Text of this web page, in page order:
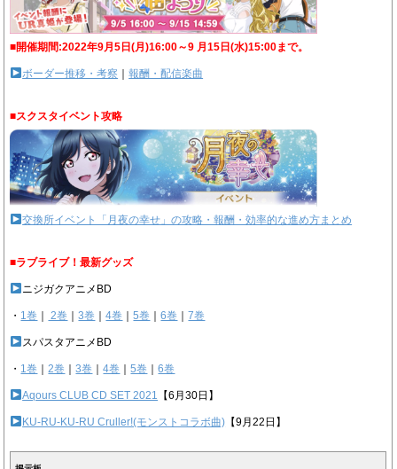
■開催期間:2022年9月5日(月)16:00～9 月15日(水)15:00まで。
ボーダー推移・考察 ｜報酬・配信楽曲
■スクスタイベント攻略
交換所イベント「月夜の幸せ」の攻略・報酬・効率的な進め方まとめ
■ラブライブ！最新グッズ
ニジガクアニメBD
・ 1巻 2巻 ｜3巻 ｜4巻 ｜5巻 ｜6巻 ｜7巻
スパスタアニメBD
・ 1巻 ｜2巻 ｜3巻 ｜4巻 ｜5巻 ｜6巻
Aqours CLUB CD SET 2021 【6月30日】
KU-RU-KU-RU Cruller!(モンストコラボ曲) 【9月22日】